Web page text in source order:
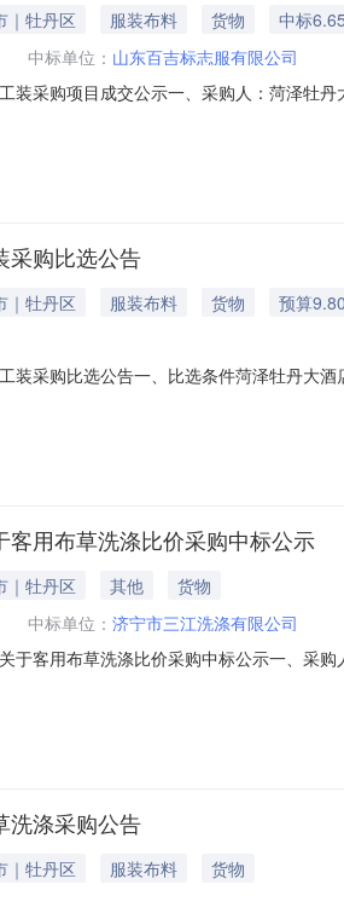
｜牡丹区 服装布料 货物
中标
中标单位： 山东百吉标志服有限公司
装采购项目成交公示一、采购人：菏泽牡
采购比选公告
｜牡丹区 服装布料 货物
预算
装采购比选公告一、比选条件菏泽牡丹大
衫44件、男式短袖衬衫44件；女式西服21
用布草洗涤比价采购中标公示
｜牡丹区 其他
货物
中标单位： 济宁市三江洗涤有限公司
于客用布草洗涤比价采购中标公示一、采
中华路501号联系人：林经理电话：0530-
洗涤采购公告
｜牡丹区 服装布料
货物